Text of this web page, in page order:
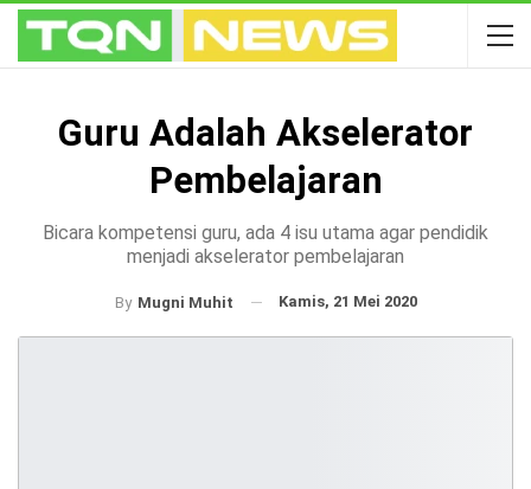
Guru Adalah Akselerator
Pembelajaran
Bicara kompetensi guru, ada 4 isu utama agar pendidik
menjadi akselerator pembelajaran
By Mugni Muhit Kamis, 21 Mei 2020